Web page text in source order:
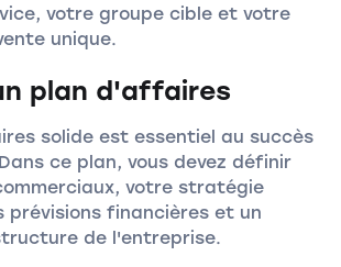
votre groupe cible et votre
unique.
plan d'affaires
solide est essentiel au succès
ce plan, vous devez définir
votre stratégie
prévisions financières et un
de l'entreprise.